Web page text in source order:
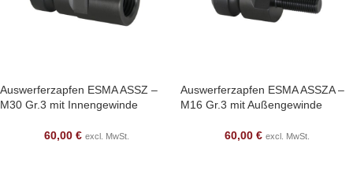
Auswerferzapfen ESMA ASSZ –
M30 Gr.3 mit Innengewinde
60,00 € excl. MwSt.
Auswerferzapfen ESMA ASSZA –
M16 Gr.3 mit Außengewinde
60,00 € excl. MwSt.